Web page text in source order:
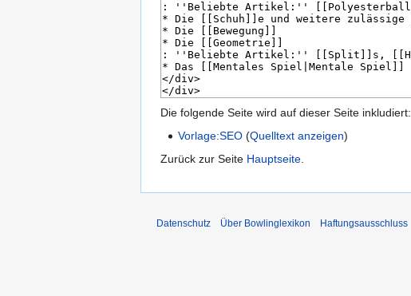
Die folgende Seite wird auf dieser Seite inkludiert:
Vorlage:SEO (Quelltext anzeigen)
Zurück zur Seite Hauptseite
Datenschutz Über Bowlinglexikon Haftungsausschluss